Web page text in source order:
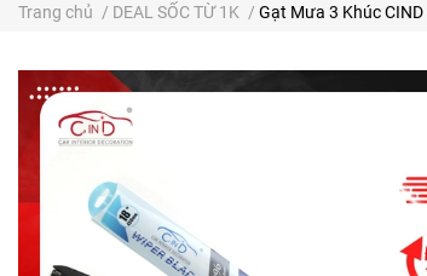
Trang chủ / DEAL SỐC TỪ 1K / Gạt Mưa 3 Khúc